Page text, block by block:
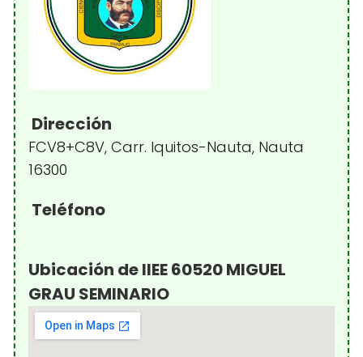
Dirección
FCV8+C8V, Carr. Iquitos-Nauta, Nauta
16300
Teléfono
Ubicación de IIEE 60520 MIGUEL
GRAU SEMINARIO